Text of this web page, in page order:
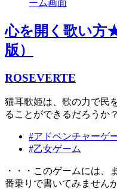
心を開く歌い方
版）
ROSEVERTE
猫耳歌姫は、歌の力で民
ることができるだろうか？
#アドベンチャーゲ
#乙女ゲーム
・・・このゲームには、
番乗りで書いてみません